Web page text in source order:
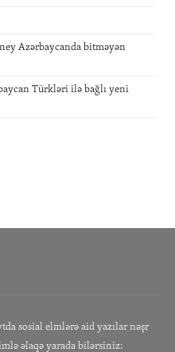
Azərbaycanda bitməyən
Türkləri ilə bağlı yeni
sosial elmlərə aid yazılar nəşr
əlaqə yarada bilərsiniz: